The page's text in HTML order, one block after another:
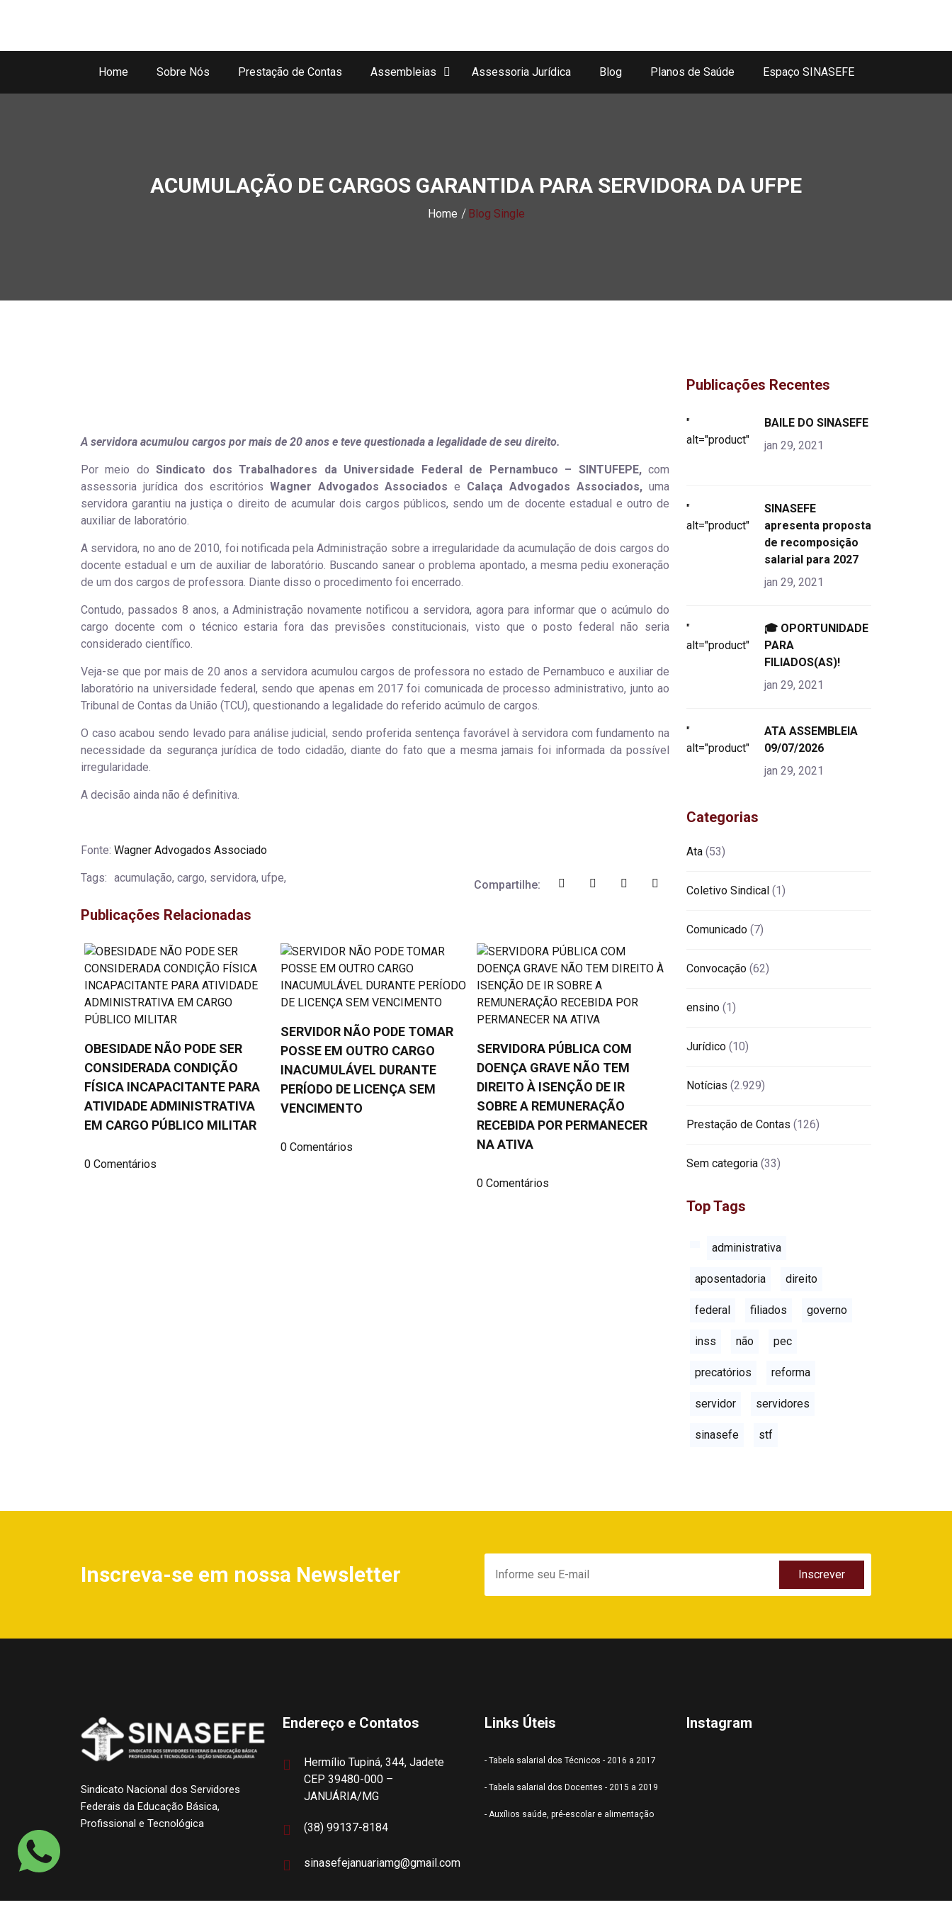
Home Sobre Nós Prestação de Contas Assembleias Assessoria Jurídica Blog Planos de Saúde Espaço SINASEFE
ACUMULAÇÃO DE CARGOS GARANTIDA PARA SERVIDORA DA UFPE
Home Blog Single
A servidora acumulou cargos por mais de 20 anos e teve questionada a legalidade de seu direito.
Por meio doSindicato dos Trabalhadores da Universidade Federal de Pernambuco – SINTUFEPE,com
assessoria jurídica dos escritórios Wagner Advogados Associados e Calaça Advogados Associados, uma
servidora garantiu na justiça o direito de acumular dois cargos públicos, sendo um de docente estadual e outro de
auxiliar de laboratório.
A servidora, no ano de 2010, foi notificada pela Administração sobre a irregularidade da acumulação de dois cargos do
docente estadual e um de auxiliar de laboratório. Buscando sanear o problema apontado, a mesma pediu exoneração
de um dos cargos de professora. Diante disso o procedimento foi encerrado.
Contudo, passados 8 anos, a Administração novamente notificou a servidora, agora para informar que o acúmulo do
cargo docente com o técnico estaria fora das previsões constitucionais, visto que o posto federal não seria
considerado científico.
Veja-se que por mais de 20 anos a servidora acumulou cargos de professora no estado de Pernambuco e auxiliar de
laboratório na universidade federal, sendo que apenas em 2017 foi comunicada de processo administrativo, junto ao
Tribunal de Contas da União (TCU), questionando a legalidade do referido acúmulo de cargos.
O caso acabou sendo levado para análise judicial, sendo proferida sentença favorável à servidora com fundamento na
necessidade da segurança jurídica de todo cidadão, diante do fato que a mesma jamais foi informada da possível
irregularidade.
A decisão ainda não é definitiva.
Fonte: Wagner Advogados Associado
Tags: acumulação, cargo, servidora, ufpe,
Compartilhe:
Publicações Relacionadas
OBESIDADE NÃO PODE SER
CONSIDERADA CONDIÇÃO
FÍSICA INCAPACITANTE PARA
ATIVIDADE ADMINISTRATIVA
EM CARGO PÚBLICO MILITAR
0 Comentários
SERVIDOR NÃO PODE TOMAR
POSSE EM OUTRO CARGO
INACUMULÁVEL DURANTE
PERÍODO DE LICENÇA SEM
VENCIMENTO
0 Comentários
SERVIDORA PÚBLICA COM
DOENÇA GRAVE NÃO TEM
DIREITO À ISENÇÃO DE IR
SOBRE A REMUNERAÇÃO
RECEBIDA POR PERMANECER
NA ATIVA
0 Comentários
Publicações Recentes
"
alt="product">
BAILE DO SINASEFE
jan 29, 2021
"
alt="product">
SINASEFE
apresenta proposta
de recomposição
salarial para 2027
jan 29, 2021
"
alt="product">
🎓 OPORTUNIDADE
PARA
FILIADOS(AS)!
jan 29, 2021
"
alt="product">
ATA ASSEMBLEIA
09/07/2026
jan 29, 2021
Categorias
Ata (53)
Coletivo Sindical (1)
Comunicado (7)
Convocação (62)
ensino (1)
Jurídico (10)
Notícias (2.929)
Prestação de Contas (126)
Sem categoria (33)
Top Tags
administrativa
aposentadoria direito
federal filiados governo
inss não pec
precatórios reforma
servidor servidores
sinasefe stf
Inscreva-se em nossa Newsletter
Sindicato Nacional dos Servidores
Federais da Educação Básica,
Profissional e Tecnológica
Endereço e Contatos
Hermílio Tupiná, 344, Jadete
CEP 39480-000 –
JANUÁRIA/MG
(38) 99137-8184
sinasefejanuariamg@gmail.com
Links Úteis
- Tabela salarial dos Técnicos - 2016 a 2017
- Tabela salarial dos Docentes - 2015 a 2019
- Auxílios saúde, pré-escolar e alimentação
Instagram